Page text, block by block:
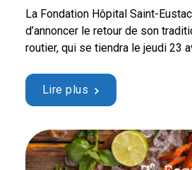
La Fondation Hôpital Saint-
d’annoncer le retour de son
routier, qui se tiendra le jeudi 23
communauté autour d’une cause
l’achat d’équipements médicaux
des soins de …Continued
Lire plus